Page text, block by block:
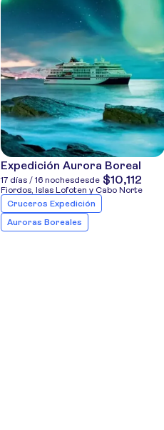
Expedición Aurora Boreal
17 días / 16 nochesdesde $10,112
Fiordos, Islas Lofoten y Cabo Norte
Cruceros Expedición
Auroras Boreales